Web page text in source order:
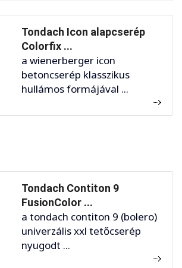
Tondach Icon alapcserép
Colorfix ...
a wienerberger icon
betoncserép klasszikus
hullámos formájával ...
Tondach Contiton 9
FusionColor ...
a tondach contiton 9 (bolero)
univerzális xxl tetőcserép
nyugodt ...